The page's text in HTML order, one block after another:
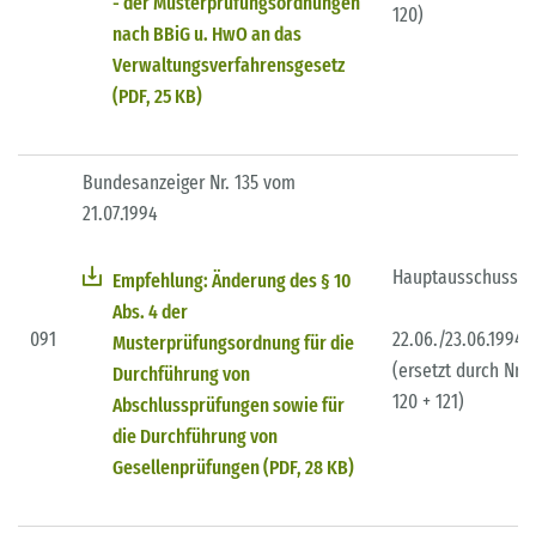
nach BBiG u. HwO an das
Verwaltungsverfahrensgesetz
(PDF, 25 KB)
120)
091
Bundesanzeiger Nr. 135 vom
21.07.1994
Empfehlung: Änderung des § 10
Abs. 4 der
Musterprüfungsordnung für die
Durchführung von
Abschlussprüfungen sowie für
die Durchführung von
Gesellenprüfungen (PDF, 28 KB)
Hauptausschuss
22.06./23.06.1994
(ersetzt durch Nr.
120 + 121)